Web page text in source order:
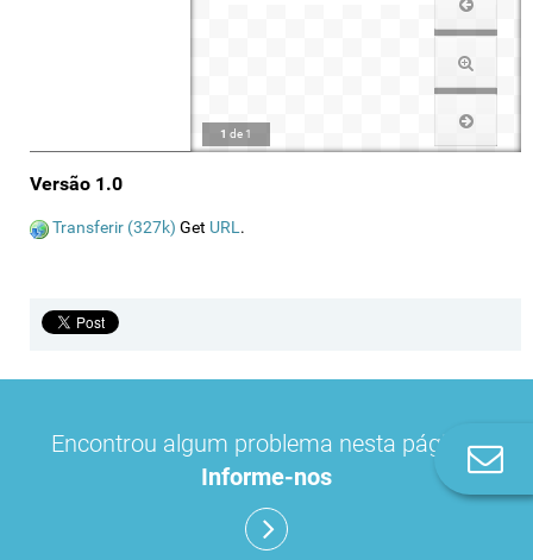
1 de 1
Versão 1.0
Transferir (327k) Get URL.
Encontrou algum problema nesta página?
Informe-nos